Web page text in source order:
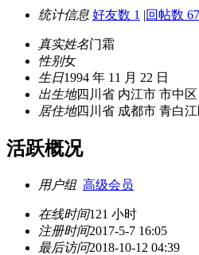
统计信息 好友数 1 |回帖数
真实姓名门霜
性别女
生日1994 年 11 月 22 日
出生地四川省 内江市 市中
居住地四川省 成都市 青白
活跃概况
用户组 高级会员
在线时间121 小时
注册时间2017-5-7 16:05
最后访问2018-10-12 04:39